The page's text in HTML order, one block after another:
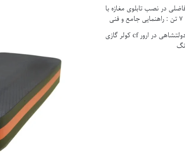
درنصب تابلوی مغازه با
در
ارور cf کولر گازی